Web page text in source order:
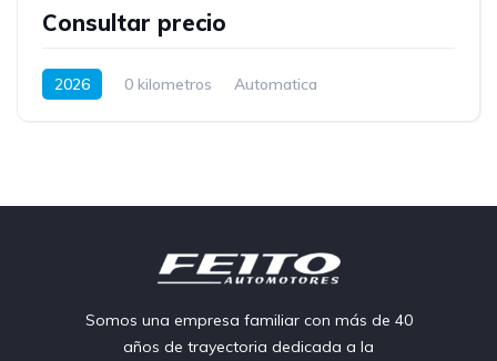
Consultar precio
2026 0 kilometros Automatica
Somos una empresa familiar con más de 40
años de trayectoria dedicada a la